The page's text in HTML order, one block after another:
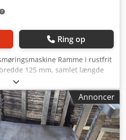
Ring op
Ramme i rustfrit
125 mm, samlet længde
Aoh Hymwscpjk
Annoncer